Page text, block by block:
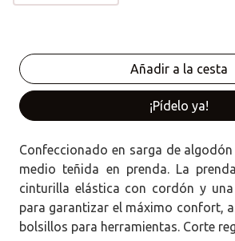
¡Pídelo ya!
Confeccionado en sarga de
medio teñida en prenda. La
cinturilla elástica con cordón y
para garantizar el máximo confort,
bolsillos para herramientas. Corte